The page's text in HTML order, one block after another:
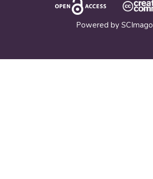
Powered by SCImago